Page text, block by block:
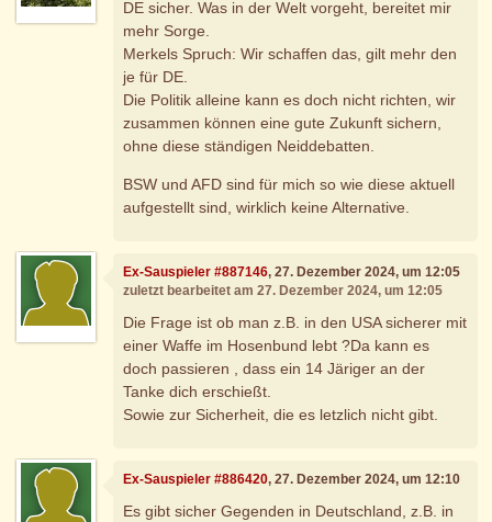
DE sicher. Was in der Welt vorgeht, bereitet mir
mehr Sorge.
Merkels Spruch: Wir schaffen das, gilt mehr den
je für DE.
Die Politik alleine kann es doch nicht richten, wir
zusammen können eine gute Zukunft sichern,
ohne diese ständigen Neiddebatten.
BSW und AFD sind für mich so wie diese aktuell
aufgestellt sind, wirklich keine Alternative.
Ex-Sauspieler #887146, 27. Dezember 2024, um 12:05
zuletzt bearbeitet am 27. Dezember 2024, um 12:05
Die Frage ist ob man z.B. in den USA sicherer mit
einer Waffe im Hosenbund lebt ?Da kann es
doch passieren , dass ein 14 Järiger an der
Tanke dich erschießt.
Sowie zur Sicherheit, die es letzlich nicht gibt.
Ex-Sauspieler #886420, 27. Dezember 2024, um 12:10
Es gibt sicher Gegenden in Deutschland, z.B. in